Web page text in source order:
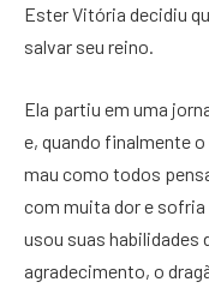
Ester Vitória decidiu
salvar seu reino.
Ela partiu em uma
e, quando finalmente
mau como todos
com muita dor e sofria
usou suas habilidades
agradecimento, o